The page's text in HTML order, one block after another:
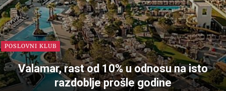
POSLOVNI KLUB
Valamar, rast od 10% u odnosu na isto
razdoblje prošle godine